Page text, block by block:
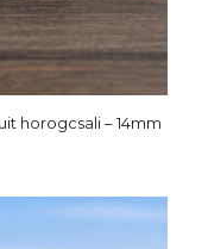
horogcsali – 14mm